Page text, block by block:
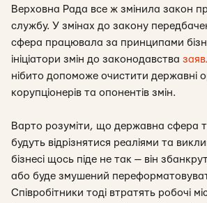
Верховна Рада все ж змінила закон
службу. У змінах до закону
сфера працювала за принципами
ініціатори змін до законодавства
нібито допоможе очистити державні
корупціонерів та опонентів змін.
Варто розуміти, що державна сфера
будуть відрізнятися реаліями та
бізнесі щось піде не так — він
або буде змушений
Співробітники тоді втратять робочі